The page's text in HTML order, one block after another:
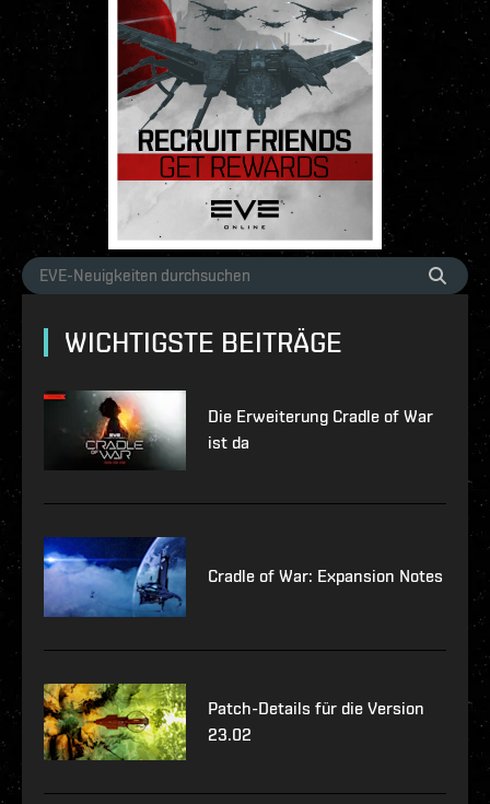
WICHTIGSTE BEITRÄGE
Die Erweiterung Cradle of War
ist da
Cradle of War: Expansion Notes
Patch-Details für die Version
23.02